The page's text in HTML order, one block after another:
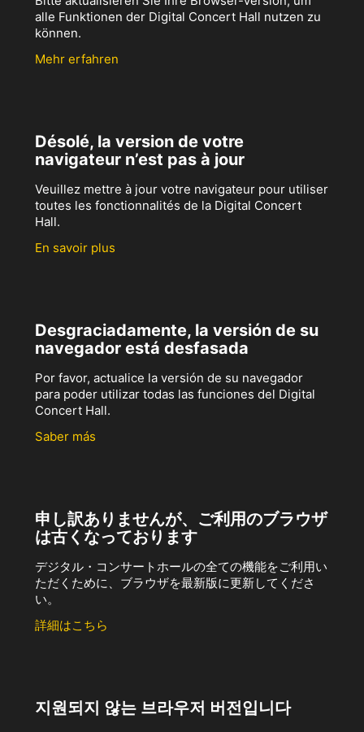
alle Funktionen der Digital Concert Hall nutzen zu
können.
Mehr erfahren
Désolé, la version de votre
navigateur n’est pas à jour
Veuillez mettre à jour votre navigateur pour utiliser
toutes les fonctionnalités de la Digital Concert
Hall.
En savoir plus
Desgraciadamente, la versión de su
navegador está desfasada
Por favor, actualice la versión de su navegador
para poder utilizar todas las funciones del Digital
Concert Hall.
Saber más
申し訳ありませんが、ご利用のブラウザ
は古くなっております
デジタル・コンサートホールの全ての機能をご利用い
ただくために、ブラウザを最新版に更新してくださ
い。
詳細はこちら
지원되지 않는 브라우저 버전입니다